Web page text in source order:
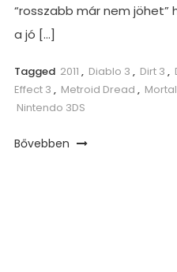
“rosszabb már nem jöhet”
a jó […]
Tagged 2011 , Diablo 3 , Dirt 3 ,
Effect 3 , Metroid Dread ,
Nintendo 3DS
Bővebben